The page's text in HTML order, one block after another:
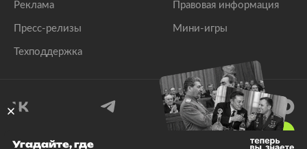
Реклама
Пресс-релизы
Техподдержка
Правовая информация
Мини-игры
Угадайте, где